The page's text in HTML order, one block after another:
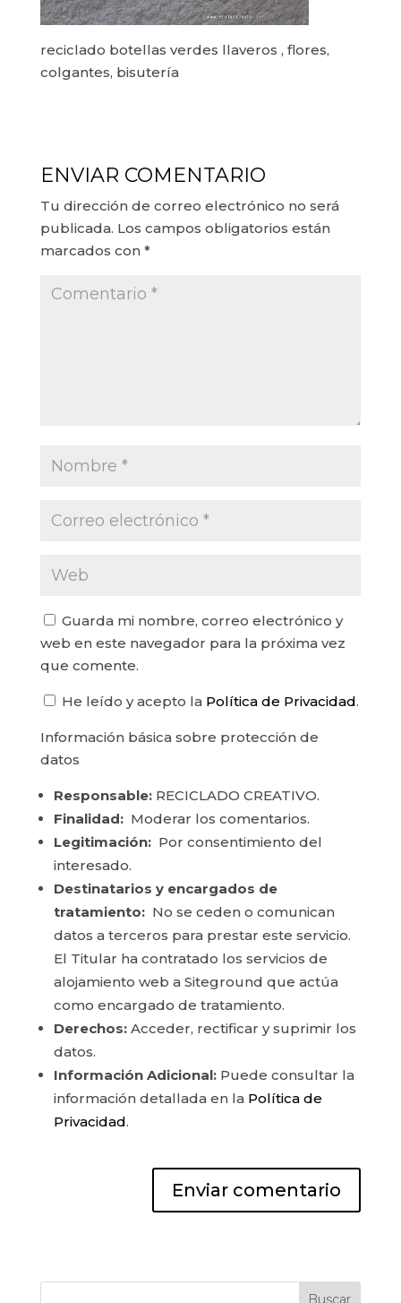
reciclado botellas verdes llaveros , flores,
colgantes, bisutería
ENVIAR COMENTARIO
Tu dirección de correo electrónico no será
publicada. Los campos obligatorios están
marcados con *
Guarda mi nombre, correo electrónico y
web en este navegador para la próxima vez
que comente.
He leído y acepto la Política de Privacidad.
Información básica sobre protección de
datos
Responsable:RECICLADO CREATIVO.
Finalidad:Moderar los comentarios.
Legitimación:Por consentimiento del
interesado.
Destinatarios y encargados de
tratamiento:No se ceden o comunican
datos a terceros para prestar este servicio.
El Titular ha contratado los servicios de
alojamiento web a Siteground que actúa
como encargado de tratamiento.
Derechos:Acceder, rectificar y suprimir los
datos.
Información Adicional:Puede consultar la
información detallada en la Política de
Privacidad.